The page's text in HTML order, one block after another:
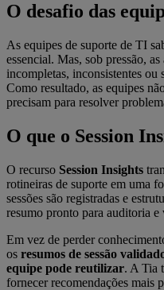
O desafio das
As equipes de suporte de TI
essencial. Mas, sob pressão,
incompletas, inconsistentes ou
Como resultado, as equipes
precisam para resolver
O que o Session
O recurso Session Insights
rotineiras de suporte em uma
sessões são registradas e
resumo pronto para auditoria e
Em vez de perder
os resumos de sessão
equipe pode reutilizar. A Tia
fornecer recomendações mais